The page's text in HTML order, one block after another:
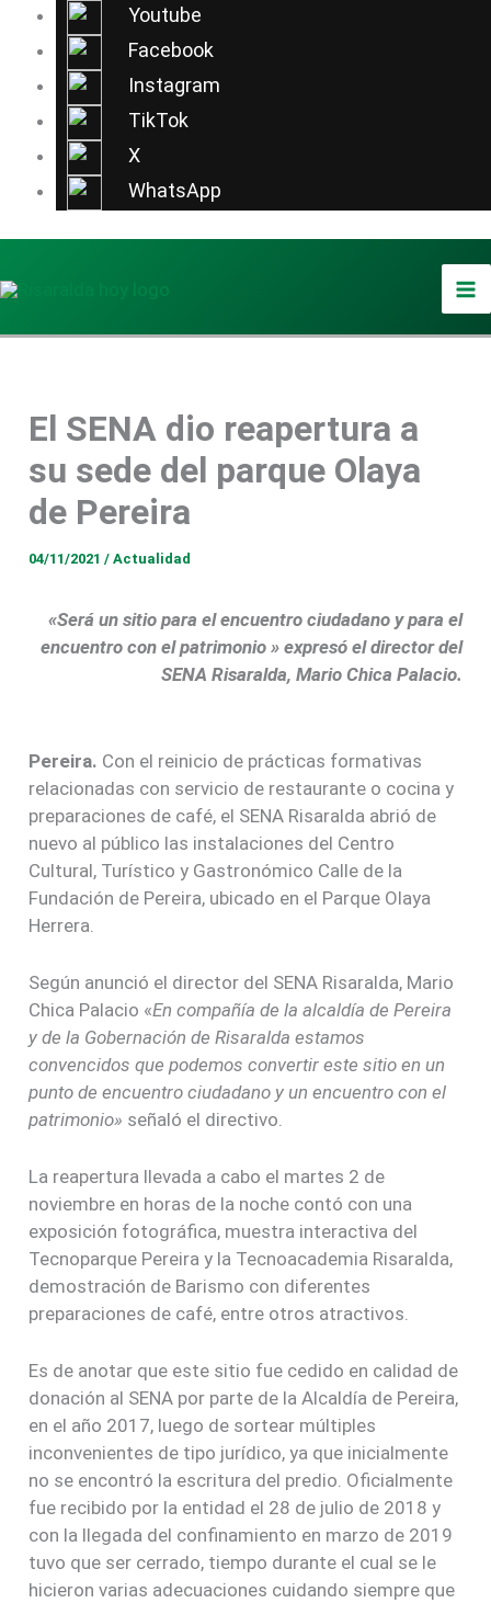
Youtube
Facebook
Instagram
TikTok
X
WhatsApp
contenido
El SENA dio reapertura a
su sede del parque Olaya
de Pereira
04/11/2021/Actualidad
«Será un sitio para el encuentro ciudadano y para el
encuentro con el patrimonio » expresó el director del
SENA Risaralda, Mario Chica Palacio.
Pereira. Con el reinicio de prácticas formativas
relacionadas con servicio de restaurante o cocina y
preparaciones de café, el SENA Risaralda abrió de
nuevo al público las instalaciones del Centro
Cultural, Turístico y Gastronómico Calle de la
Fundación de Pereira, ubicado en el Parque Olaya
Herrera.
Según anunció el director del SENA Risaralda, Mario
Chica Palacio «En compañía de la alcaldía de Pereira
y de la Gobernación de Risaralda estamos
convencidos que podemos convertir este sitio en un
punto de encuentro ciudadano y un encuentro con el
patrimonio» señaló el directivo.
La reapertura llevada a cabo el martes 2 de
noviembre en horas de la noche contó con una
exposición fotográfica, muestra interactiva del
Tecnoparque Pereira y la Tecnoacademia Risaralda,
demostración de Barismo con diferentes
preparaciones de café, entre otros atractivos.
Es de anotar que este sitio fue cedido en calidad de
donación al SENA por parte de la Alcaldía de Pereira,
en el año 2017, luego de sortear múltiples
inconvenientes de tipo jurídico, ya que inicialmente
no se encontró la escritura del predio. Oficialmente
fue recibido por la entidad el 28 de julio de 2018 y
con la llegada del confinamiento en marzo de 2019
tuvo que ser cerrado, tiempo durante el cual se le
hicieron varias adecuaciones cuidando siempre que